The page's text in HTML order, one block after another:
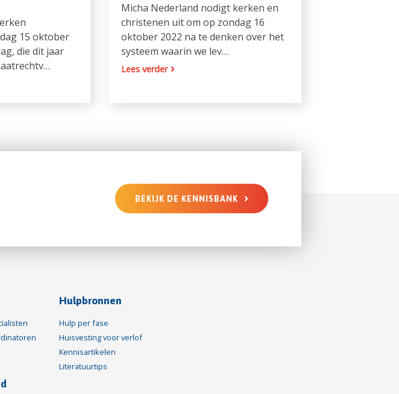
15 oktober
die dit jaar
Micha Nederland nodigt kerken en
christenen uit om op zondag 16
oktober 2022 na te denken over het
systeem waarin we lev…
Lees verder
BEKIJK DE KENNISBANK
Hulpbronnen
Hulp per fase
Huisvesting voor verlof
Kennisartikelen
Literatuurtips